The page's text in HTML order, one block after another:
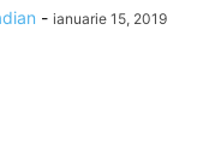
- ianuarie 15, 2019